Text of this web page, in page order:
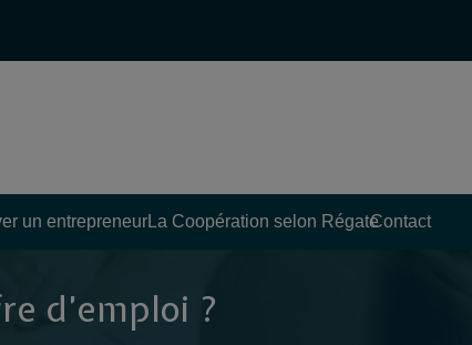
un entrepreneurLa Coopération selon RégateContact
d’emploi ?